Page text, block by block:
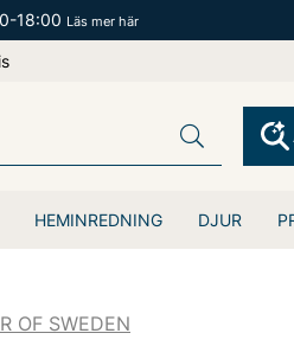
18:00 Läs mer här
HEMINREDNING DJUR
OF SWEDEN